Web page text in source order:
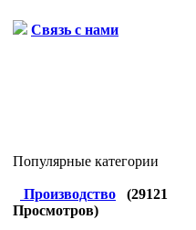
Связь с нами
Популярные категории
Производство (29121
Просмотров)